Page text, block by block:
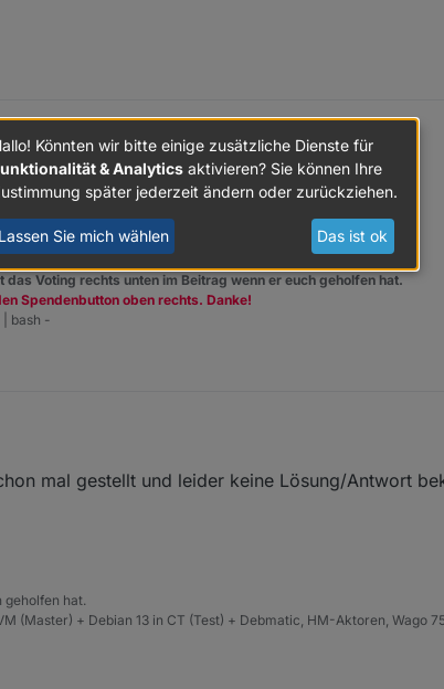
Gräte online sind, Im Ping Adapter sind ja Namen hinterlegt,
ich im Vis anzeigen lassen.
das Voting rechts unten im Beitrag wenn er euch geholfen hat.
Spendenbutton oben rechts. Danke!
bash -
mal gestellt und leider keine Lösung/Antwort
geholfen hat.
(Master) + Debian 13 in CT (Test) + Debmatic, HM-Aktoren, Wago
Könnten wir bitte einige zusätzliche Dienste für
& Analytics aktivieren? Sie können Ihre
später jederzeit ändern oder zurückziehen.
Lassen Sie mich wählen Das ist ok